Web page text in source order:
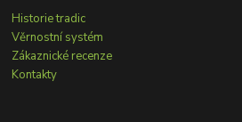
Historie tradic
Věrnostní systém
Zákaznické recenze
Kontakty